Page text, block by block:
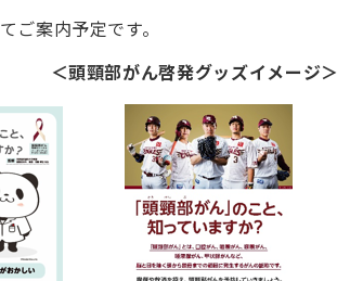
ご案内予定です。
＜頭頸部がん啓発グッズイメージ＞